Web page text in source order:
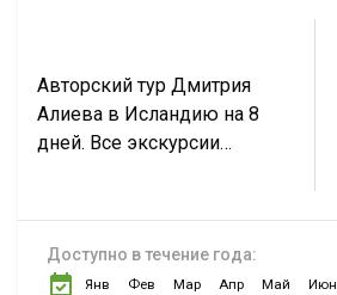
Авторский тур Дмитрия
Алиева в Исландию на 8
дней. Все экскурсии
экскурсий. Смотрите
описание в полной версии.
Доступно в течение года:
Янв Фев Мар Апр Май Июн